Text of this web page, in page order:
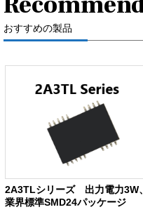
おすすめの製品
2A3TLシリーズ 出力電力3W、
業界標準SMD24パッケージ